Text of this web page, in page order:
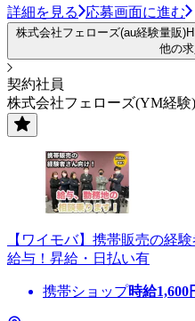
詳細を見る 応募画面に進む
株式会社フェローズ(au経験量販
他の
契約社員
株式会社フェローズ(YM経験
【ワイモバ】携帯販売の経
給与！昇給・日払い有
携帯ショップ時給1,600